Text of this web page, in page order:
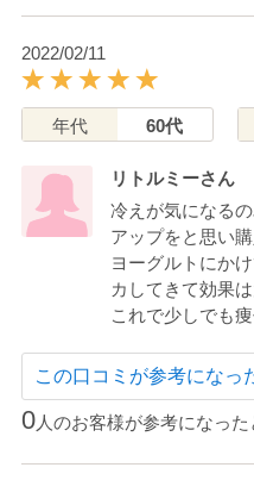
2022/02/11
年代 60代
リトルミーさん
冷えが気になる
アップをと思い購
ヨーグルトにか
カしてきて効果は
これで少しでも
この口コミが参考になっ
0人のお客様が参考になっ